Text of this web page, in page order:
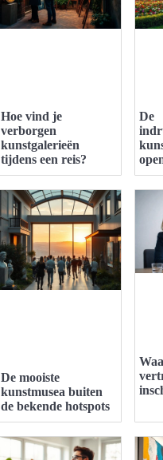
Hoe vind je
verborgen
kunstgalerieën
tijdens een reis?
De
De mooiste
kunstmusea buiten
de bekende hotspots